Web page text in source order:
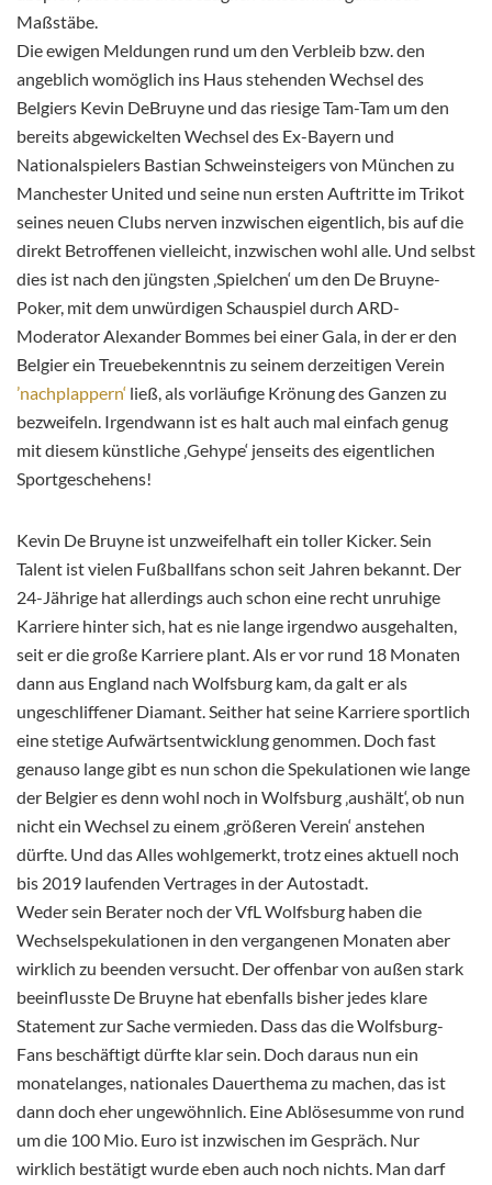
Maßstäbe.
Die ewigen Meldungen rund um den Verbleib bzw. den
angeblich womöglich ins Haus stehenden Wechsel des
Belgiers Kevin DeBruyne und das riesige Tam-Tam um den
bereits abgewickelten Wechsel des Ex-Bayern und
Nationalspielers Bastian Schweinsteigers von München zu
Manchester United und seine nun ersten Auftritte im Trikot
seines neuen Clubs nerven inzwischen eigentlich, bis auf die
direkt Betroffenen vielleicht, inzwischen wohl alle. Und selbst
dies ist nach den jüngsten ‚Spielchen‘ um den De Bruyne-
Poker, mit dem unwürdigen Schauspiel durch ARD-
Moderator Alexander Bommes bei einer Gala, in der er den
Belgier ein Treuebekenntnis zu seinem derzeitigen Verein
’nachplappern‘ ließ, als vorläufige Krönung des Ganzen zu
bezweifeln. Irgendwann ist es halt auch mal einfach genug
mit diesem künstliche ‚Gehype‘ jenseits des eigentlichen
Sportgeschehens!
Kevin De Bruyne ist unzweifelhaft ein toller Kicker. Sein
Talent ist vielen Fußballfans schon seit Jahren bekannt. Der
24-Jährige hat allerdings auch schon eine recht unruhige
Karriere hinter sich, hat es nie lange irgendwo ausgehalten,
seit er die große Karriere plant. Als er vor rund 18 Monaten
dann aus England nach Wolfsburg kam, da galt er als
ungeschliffener Diamant. Seither hat seine Karriere sportlich
eine stetige Aufwärtsentwicklung genommen. Doch fast
genauso lange gibt es nun schon die Spekulationen wie lange
der Belgier es denn wohl noch in Wolfsburg ‚aushält‘, ob nun
nicht ein Wechsel zu einem ‚größeren Verein‘ anstehen
dürfte. Und das Alles wohlgemerkt, trotz eines aktuell noch
bis 2019 laufenden Vertrages in der Autostadt.
Weder sein Berater noch der VfL Wolfsburg haben die
Wechselspekulationen in den vergangenen Monaten aber
wirklich zu beenden versucht. Der offenbar von außen stark
beeinflusste De Bruyne hat ebenfalls bisher jedes klare
Statement zur Sache vermieden. Dass das die Wolfsburg-
Fans beschäftigt dürfte klar sein. Doch daraus nun ein
monatelanges, nationales Dauerthema zu machen, das ist
dann doch eher ungewöhnlich. Eine Ablösesumme von rund
um die 100 Mio. Euro ist inzwischen im Gespräch. Nur
wirklich bestätigt wurde eben auch noch nichts. Man darf